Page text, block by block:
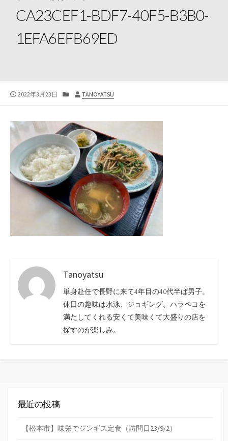
CA23CEF1-BDF7-40F5-B3B0-
1EFA6EFB69ED
公
2022年3月23日
カ
リ
ー
投
TANOYATSU
Tanoyatsu
単身赴任で長野に来て4年目の40代半ば男子。
休日の趣味は水泳、ジョギング。ハラペコを
満たしてくれる安くて美味くて大盛りの店を
探すのが楽しみ。
最近の投稿
【松本市】味栄でジンギス定食（訪問日23/9/2）